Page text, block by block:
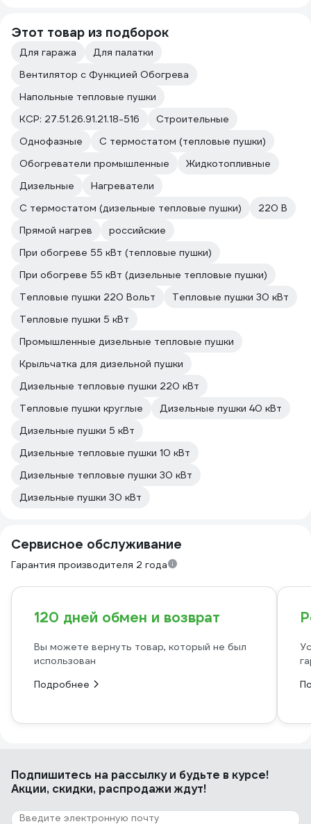
начать
В целом, я
мощный
Этот товар из подборок
Для гаража
Для палатки
Вентилятор с Функцией Обогрева
Напольные тепловые пушки
КСР: 27.51.26.91.21.18-516
Строительные
Однофазные
С термостатом (тепловые пушки)
Обогреватели промышленные
Жидкотопливные
Дизельные
Нагреватели
С термостатом (дизельные тепловые пушки)
220 В
Прямой нагрев
российские
При обогреве 55 кВт (тепловые пушки)
При обогреве 55 кВт (дизельные тепловые пушки)
Тепловые пушки 220 Вольт
Тепловые пушки 30 кВт
Тепловые пушки 5 кВт
Промышленные дизельные тепловые пушки
Крыльчатка для дизельной пушки
Дизельные тепловые пушки 220 кВт
Тепловые пушки круглые
Дизельные пушки 40 кВт
Дизельные пушки 5 кВт
Дизельные тепловые пушки 10 кВт
Дизельные тепловые пушки 30 кВт
Дизельные пушки 30 кВт
Сервисное обслуживание
Гарантия производителя 2 года
120 дней обмен и возврат
Вы можете вернуть товар, который не был
использован
Подробнее
Подпишитесь на рассылкуи будьте в курсе!
Акции, скидки, распродажи ждут!